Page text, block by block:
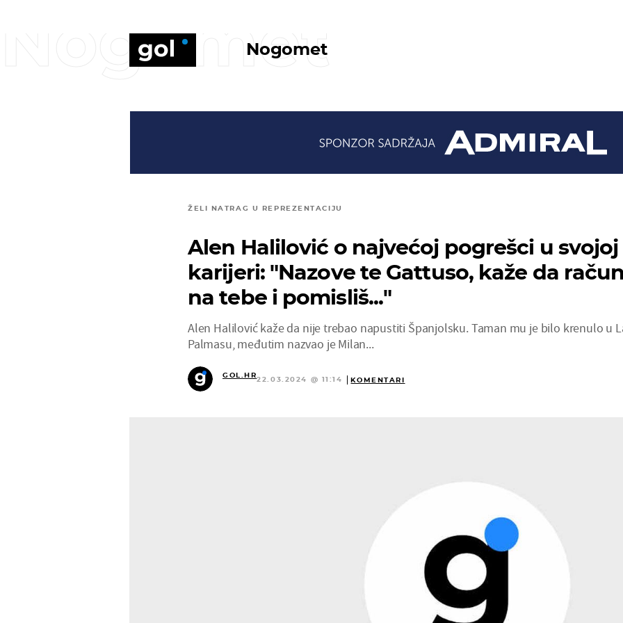
Nogomet
Nogomet
ŽELI NATRAG U REPREZENTACIJU
Alen Halilović o najvećoj pogrešci u svojoj
karijeri: "Nazove te Gattuso, kaže da
na tebe i pomisliš..."
Alen Halilović kaže da nije trebao napustiti Španjolsku. Taman mu je bilo krenulo u
Palmasu, međutim nazvao je Milan...
GOL.HR
22.03.2024 @ 11:14 KOMENTARI